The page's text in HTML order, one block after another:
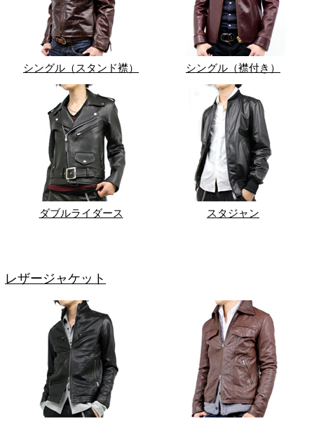
シングル（スタンド襟） シングル（襟付き）
ダブルライダース スタジャン
レザージャケット